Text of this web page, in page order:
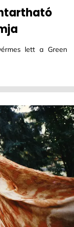
lett a Green